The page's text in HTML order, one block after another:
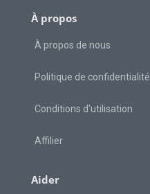
À propos
À propos de nous
Politique de confidentialité
Conditions d'utilisation
Affilier
Aider